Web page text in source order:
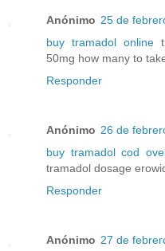
Anónimo 25 de
buy tramadol online
50mg how many to
Responder
Anónimo 26 de
buy tramadol cod
tramadol dosage
Responder
Anónimo 27 de